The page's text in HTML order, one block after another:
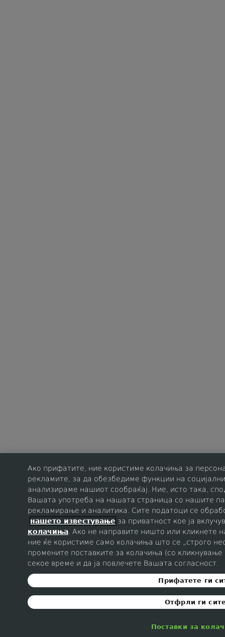
Ако прифатите, ние користиме колачиња за
рекламите, за да обезбедиме функции на
анализираме нашиот сообраќај. Ние, исто така,
Вашата употреба на нашата страница со нашите
рекламирање и аналитика. Сите податоци се
нашето известување за приватност кое ја
колачиња. Ако не направите ништо или кликнете
ние ќе користиме само колачиња што се „строго
промените поставките за колачиња (со
секое време и да ја повлечете Вашата согласност.
Поставки за
Отфрли ги
Прифатете ги